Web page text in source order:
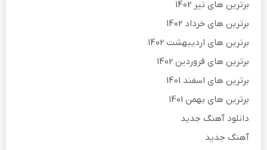
برترین های تیر 1402
برترین های خرداد 1402
برترین های اردیبهشت 1402
برترین های فروردین 1402
برترین های اسفند 1401
برترین های بهمن 1401
دانلود آهنگ جدید
آهنگ جدید